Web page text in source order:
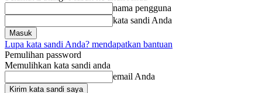
nama pengguna
kata sandi Anda
Lupa kata sandi Anda? mendapatkan bantuan
Pemulihan password
Memulihkan kata sandi anda
email Anda